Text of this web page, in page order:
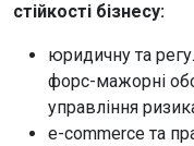
стійкості бізнесу:
юридичну та
форс-мажорні
управління
e-commerce та